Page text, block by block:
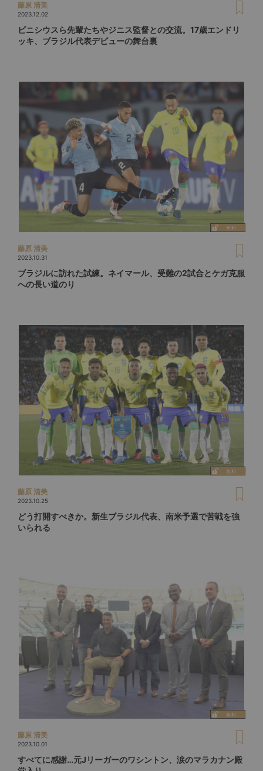
藤原 清美
2023.12.02
ビニシウスら先輩たちやジニス監督との交流。17歳エンドリ
ッキ、ブラジル代表デビューの舞台裏
藤原 清美
2023.10.31
ブラジルに訪れた試練。ネイマール、受難の2試合とケガ克服
への長い道のり
藤原 清美
2023.10.25
どう打開すべきか。新生ブラジル代表、南米予選で苦戦を強
いられる
藤原 清美
2023.10.01
すべてに感謝…元Jリーガーのワシントン、涙のマラカナン殿